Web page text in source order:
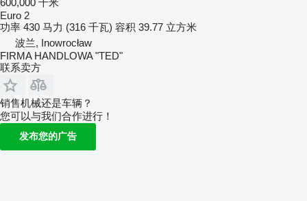
600,000 千米
Euro 2
功率 430 马力 (316 千瓦) 容积 39.77 立方米
波兰, Inowrocław
FIRMA HANDLOWA "TED"
联系卖方
销售机械还是车辆？
您可以与我们合作进行！
发布您的广告